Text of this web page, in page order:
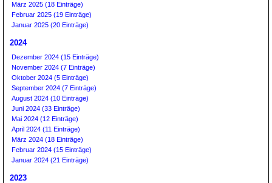
März 2025 (18 Einträge)
Februar 2025 (19 Einträge)
Januar 2025 (20 Einträge)
2024
Dezember 2024 (15 Einträge)
November 2024 (7 Einträge)
Oktober 2024 (5 Einträge)
September 2024 (7 Einträge)
August 2024 (10 Einträge)
Juni 2024 (33 Einträge)
Mai 2024 (12 Einträge)
April 2024 (11 Einträge)
März 2024 (18 Einträge)
Februar 2024 (15 Einträge)
Januar 2024 (21 Einträge)
2023